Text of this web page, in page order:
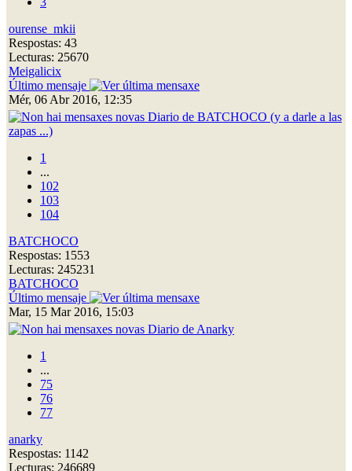
ourense_mkii
Respostas: 43
Lecturas: 25670
Meigalicix
Último mensaje
Mér, 06 Abr 2016, 12:35
Diario de BATCHOCO (y a darle a las
zapas ...)
1
...
102
103
104
BATCHOCO
Respostas: 1553
Lecturas: 245231
BATCHOCO
Último mensaje
Mar, 15 Mar 2016, 15:03
Diario de Anarky
1
...
75
76
77
anarky
Respostas: 1142
Lecturas: 246689